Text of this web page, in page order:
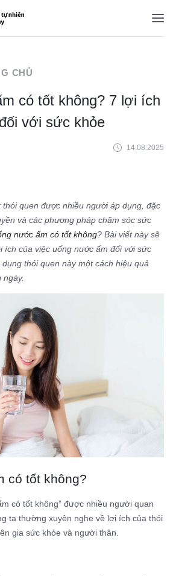
CHỦ
có tốt không? 7 lợi ích
với sức khỏe
14.08.2025
thói quen được nhiều người áp dụng, đặc
và các phương pháp chăm sóc sức
nước ấm có tốt không? Bài viết này sẽ
ích của việc uống nước ấm đối với sức
thói quen này một cách hiệu quả
ngày.
có tốt không?
có tốt không” được nhiều người quan
ta thường xuyên nghe về lợi ích của thói
gia sức khỏe và người thân.